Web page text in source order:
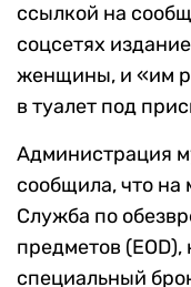
ссылкой на
соцсетях
женщины, и «им
в туалет под
Администрация
сообщила, что на
Служба по
предметов (EOD),
специальный